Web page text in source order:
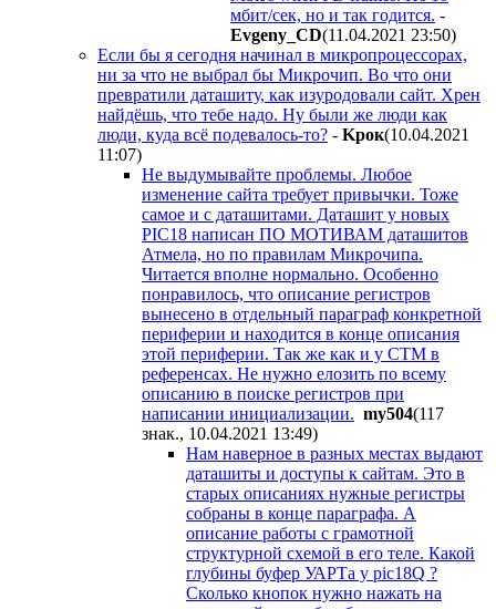
мбит/сек, но и так годится. -
Evgeny_CD(11.04.2021 23:50)
Если бы я сегодня начинал в микропроцессорах,
ни за что не выбрал бы Микрочип. Во что они
превратили даташиту, как изуродовали сайт. Хрен
найдёшь, что тебе надо. Ну были же люди как
люди, куда всё подевалось-то? - Kpoк(10.04.2021
11:07)
Не выдумывайте проблемы. Любое
изменение сайта требует привычки. Тоже
самое и с даташитами. Даташит у новых
PIC18 написан ПО МОТИВАМ даташитов
Атмела, но по правилам Микрочипа.
Читается вполне нормально. Особенно
понравилось, что описание регистров
вынесено в отдельный параграф конкретной
периферии и находится в конце описания
этой периферии. Так же как и у СТМ в
референсах. Не нужно елозить по всему
описанию в поиске регистров при
написании инициализации. my504(117
знак., 10.04.2021 13:49)
Нам наверное в разных местах выдают
даташиты и доступы к сайтам. Это в
старых описаниях нужные регистры
собраны в конце параграфа. А
описание работы с грамотной
структурной схемой в его теле. Какой
глубины буфер УАРТа у pic18Q ?
Сколько кнопок нужно нажать на